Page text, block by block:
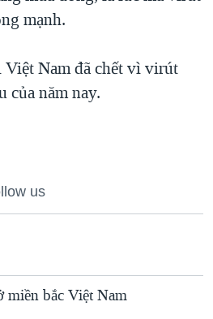
Ở VIỆT NAM
PHỦ VIỆT NAM
mạnh.
Nam đã chết vì virút
của năm nay.
us
miền bắc Việt Nam